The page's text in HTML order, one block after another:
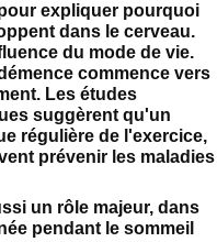
expliquer pourquoi
dans le cerveau.
du mode de vie.
commence vers
Les études
suggèrent qu'un
régulière de l'exercice,
prévenir les maladies
un rôle majeur, dans
pendant le sommeil